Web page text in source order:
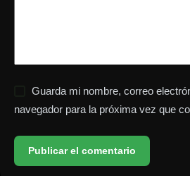
Guarda mi nombre, correo
navegador para la próxima vez que
Publicar el comentario